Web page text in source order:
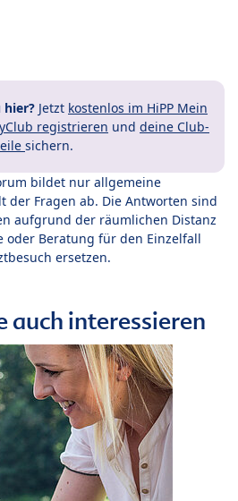
hier? Jetzt kostenlos im HiPP Mein
registrieren und deine Club-
sichern.
bildet nur allgemeine
Fragen ab. Die Antworten sind
aufgrund der räumlichen Distanz
oder Beratung für den Einzelfall
ersetzen.
auch interessieren